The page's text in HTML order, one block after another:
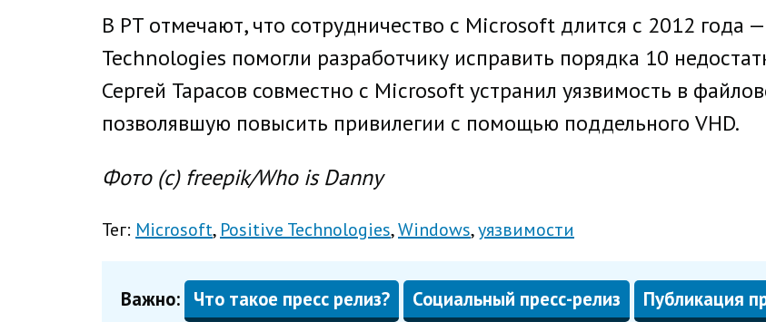
В PT отмечают, что сотрудничество с Microsoft длится с 2012 года
Technologies помогли разработчику исправить порядка 10
Сергей Тарасов совместно с Microsoft устранил уязвимость в
позволявшую повысить привилегии с помощью поддельного VHD.
Фото (с) freepik/Who is Danny
Тег: Microsoft Positive Technologies Windows уязвимости
Важно: Что такое пресс релиз? Социальный пресс-релиз Публикация